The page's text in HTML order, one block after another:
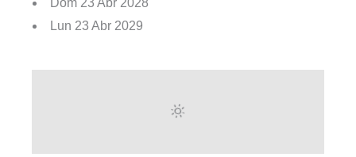
Lun 23 Abr 2029